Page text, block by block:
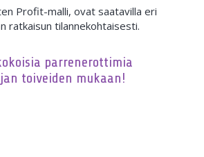
Profit-malli, ovat saatavilla eri
ratkaisun tilannekohtaisesti.
parrenerottimia
toiveiden mukaan!